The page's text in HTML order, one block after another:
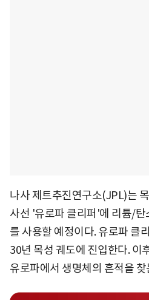
나사 제트추진연구소(JPL)는
사선 '유로파 클리퍼'에 리튬/탄
를 사용할 예정이다. 유로파 클
30년 목성 궤도에 진입한다. 이
유로파에서 생명체의 흔적을